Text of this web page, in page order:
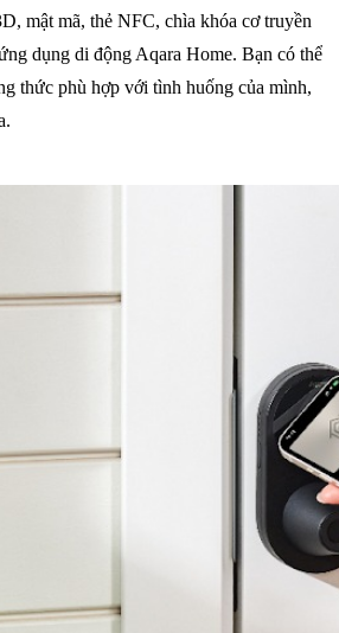
mật mã, thẻ NFC, chìa khóa cơ truyền
dụng di động Aqara Home. Bạn có thể
thức phù hợp với tình huống của mình,